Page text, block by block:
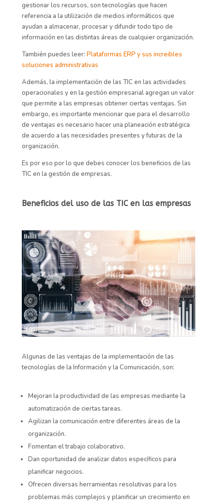
gestionar los recursos, son tecnologías que hacen
referencia a la utilización de medios informáticos que
ayudan a almacenar, procesar y difundir todo tipo de
información en las distintas áreas de cualquier organización.
También puedes leer: Plataformas ERP y sus increibles
soluciones administrativas
Además, la implementación de las TIC en las actividades
operacionales y en la gestión empresarial agregan un valor
que permite a las empresas obtener ciertas ventajas. Sin
embargo, es importante mencionar que para el desarrollo
de ventajas es necesario hacer una planeación estratégica
de acuerdo a las necesidades presentes y futuras de la
organización.
Es por eso por lo que debes conocer los beneficios de las
TIC en la gestión de empresas.
Beneficios del uso de las TIC en las empresas
Algunas de las ventajas de la implementación de las
tecnologías de la Información y la Comunicación, son:
Mejoran la productividad de las empresas mediante la
automatización de ciertas tareas.
Agilizan la comunicación entre diferentes áreas de la
organización.
Fomentan el trabajo colaborativo.
Dan oportunidad de analizar datos específicos para
planificar negocios.
Ofrecen diversas herramientas resolutivas para los
problemas más complejos y planificar un crecimiento en